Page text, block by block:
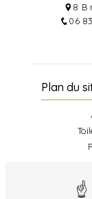
8 B
06
Plan du